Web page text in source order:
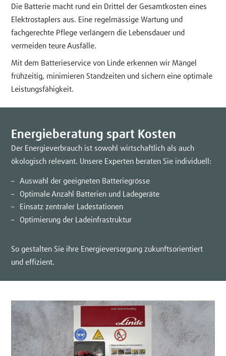
Die Batterie macht rund ein Drittel der Gesamtkosten eines
Elektrostaplers aus. Eine regelmässige Wartung und
fachgerechte Pflege verlängern die Lebensdauer und
vermeiden teure Ausfälle.
Mit dem Batterieservice von Linde erkennen wir Mängel
frühzeitig, minimieren Standzeiten und sichern eine optimale
Leistungsfähigkeit.
Energieberatung spart Kosten
Der Energieverbrauch ist sowohl wirtschaftlich als auch
ökologisch relevant. Unsere Experten beraten Sie individuell:
Auswahl der geeigneten Batteriegrösse
Optimale Anzahl Batterien und Ladegeräte
Einsatz zentraler Ladestationen
Optimierung der Ladeinfrastruktur
So gestalten Sie ihre Energieversorgung zukunftsorientiert
und effizient.